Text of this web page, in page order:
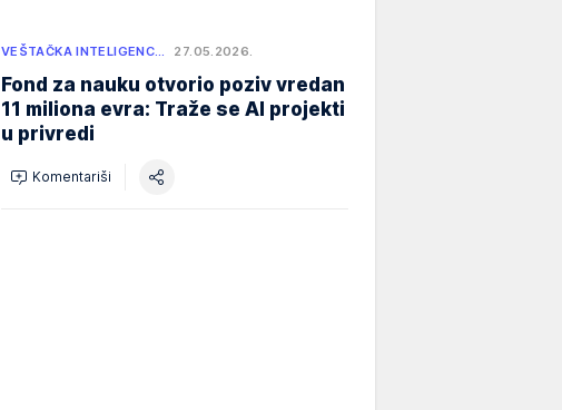
VEŠTAČKA INTELIGENC… 27.05.2026.
Fond za nauku otvorio poziv vredan
11 miliona evra: Traže se AI projekti
u privredi
Komentariši